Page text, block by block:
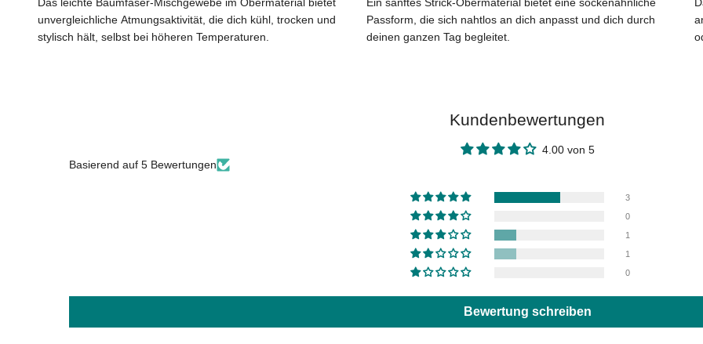
Das leichte Baumfaser-Mischgewebe im Obermaterial bietet
unvergleichliche Atmungsaktivität, die dich kühl, trocken und
stylisch hält, selbst bei höheren Temperaturen.
Ein sanftes Strick-Obermaterial bietet eine sockenähnliche
Passform, die sich nahtlos an dich anpasst und dich durch
deinen ganzen Tag begleitet.
Kundenbewertungen
4.00 von 5
Basierend auf 5 Bewertungen
3
0
1
1
0
Bewertung schreiben